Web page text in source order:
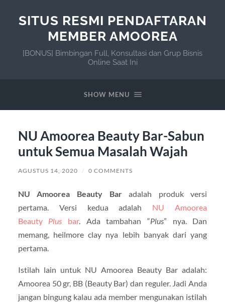
SITUS RESMI PENDAFTARAN
MEMBER AMOOREA
[BONUS] Bimbingan Full, Konsultasi dan Grup Bisnis
Online Saat Ini
SHOW MENU
NU Amoorea Beauty Bar-Sabun
untuk Semua Masalah Wajah
AGUSTUS 14, 2020 / 0 COMMENTS
NU Amoorea Beauty Baradalah produk versi
pertama. Versi kedua adalah NU Amoorea
Beauty Plus bar. Ada tambahan “Plus” nya. Dan
memang, heilmore clay nya lebih banyak dari yang
pertama.
Istilah lain untuk NU Amoorea Beauty Bar adalah:
Amoorea 50 gr, BB (Beauty Bar) dan reguler. Jadi Anda
jangan bingung kalau ada member mengunakan istilah